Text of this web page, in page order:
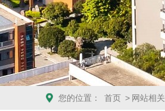
您的位置： 首页 > 网站相关